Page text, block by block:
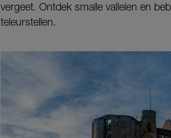
vergeet. Ontdek smalle valleien en
teleurstellen.